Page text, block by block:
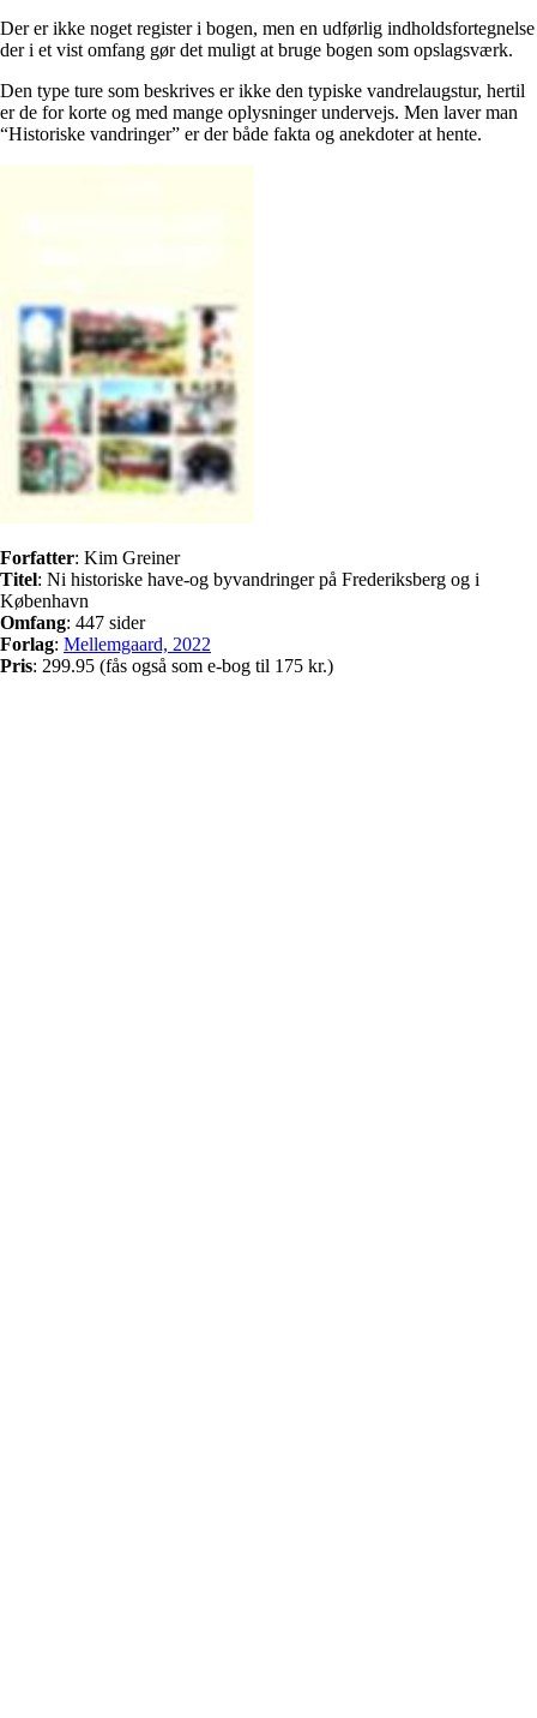
Der er ikke noget register i bogen, men en udførlig indholdsfortegnelse
der i et vist omfang gør det muligt at bruge bogen som opslagsværk.
Den type ture som beskrives er ikke den typiske vandrelaugstur, hertil
er de for korte og med mange oplysninger undervejs. Men laver man
“Historiske vandringer” er der både fakta og anekdoter at hente.
Forfatter: Kim Greiner
Titel: Ni historiske have-og byvandringer på Frederiksberg og i
København
Omfang: 447 sider
Forlag: Mellemgaard, 2022
Pris: 299.95 (fås også som e-bog til 175 kr.)